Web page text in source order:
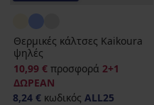
Θερμικές κάλτσες Kaikoura
ψηλές
10,99 € προσφορά 2+1
ΔΩΡΕΑΝ
8,24 € κωδικός ALL25